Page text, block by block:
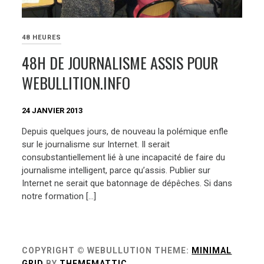
48 HEURES
48H DE JOURNALISME ASSIS POUR
WEBULLITION.INFO
24 JANVIER 2013
Depuis quelques jours, de nouveau la polémique enfle
sur le journalisme sur Internet. Il serait
consubstantiellement lié à une incapacité de faire du
journalisme intelligent, parce qu’assis. Publier sur
Internet ne serait que batonnage de dépêches. Si dans
notre formation […]
COPYRIGHT © WEBULLUTION THEME: MINIMAL